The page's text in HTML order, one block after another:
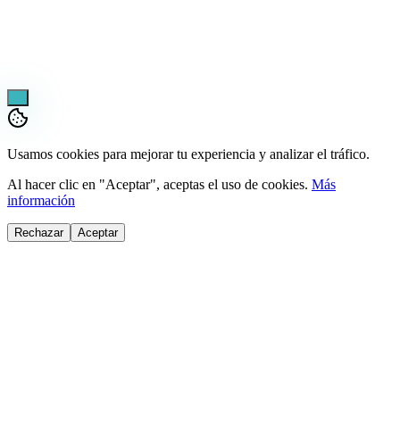
¡Pregúntame lo que sea!
Usamos cookies para mejorar tu experiencia y analizar el tráfico.
Al hacer clic en "Aceptar", aceptas el uso de cookies.
información